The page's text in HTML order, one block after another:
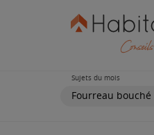
Sujets du mois
Fourreau bouché